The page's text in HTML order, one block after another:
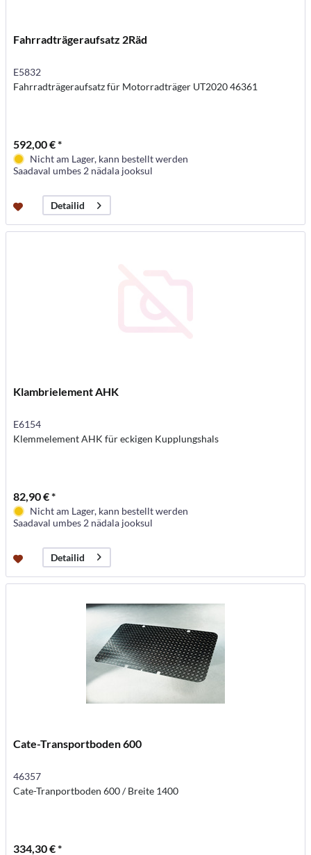
Fahrradträgeraufsatz 2Räd
E5832
Fahrradträgeraufsatz für Motorradträger UT2020 46361
592,00 € *
Nicht am Lager, kann bestellt werden
Saadaval umbes 2 nädala jooksul
Detailid
Klambrielement AHK
E6154
Klemmelement AHK für eckigen Kupplungshals
82,90 € *
Nicht am Lager, kann bestellt werden
Saadaval umbes 2 nädala jooksul
Detailid
Cate-Transportboden 600
46357
Cate-Tranportboden 600 / Breite 1400
334,30 € *